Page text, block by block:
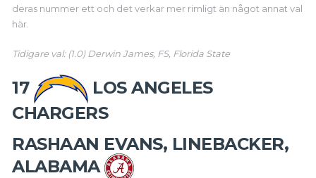
deras nummer ett och det verkar mer rimligt än något annat val
här.
Tidigare val: (1.0) Derwin James, FS, Florida State
17
LOS ANGELES
CHARGERS
RASHAAN EVANS, LINEBACKER,
ALABAMA